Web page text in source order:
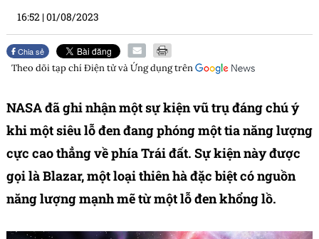
16:52 |01/08/2023
Chia sẻ
Theo dõi tạp chíĐiện tử và Ứng dụngtrên
NASA đã ghi nhận một sự kiện vũ trụ đáng chú ý
khi một siêu lỗ đen đang phóng một tia năng lượng
cực cao thẳng về phía Trái đất. Sự kiện này được
gọi là Blazar, một loại thiên hà đặc biệt có nguồn
năng lượng mạnh mẽ từ một lỗ đen khổng lồ.